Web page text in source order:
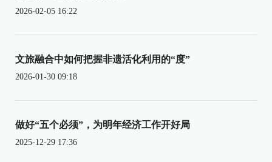
2026-02-05 16:22
文旅融合中如何把握非遗活化利用的“度”
2026-01-30 09:18
做好“五个必须”，为明年经济工作开好局
2025-12-29 17:36